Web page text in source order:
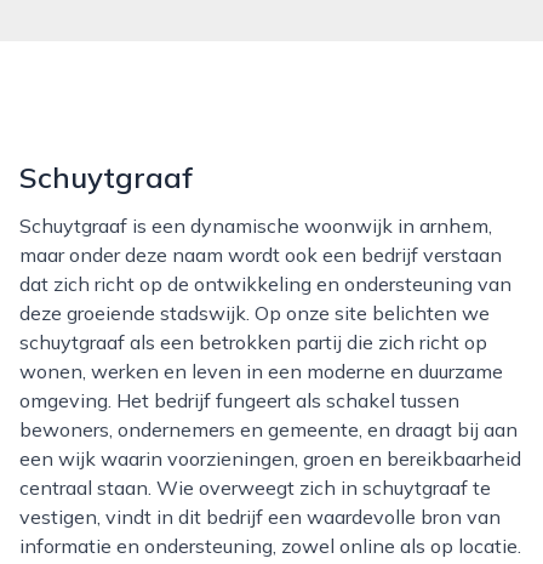
Schuytgraaf
Schuytgraaf is een dynamische woonwijk in arnhem,
maar onder deze naam wordt ook een bedrijf verstaan
dat zich richt op de ontwikkeling en ondersteuning van
deze groeiende stadswijk. Op onze site belichten we
schuytgraaf als een betrokken partij die zich richt op
wonen, werken en leven in een moderne en duurzame
omgeving. Het bedrijf fungeert als schakel tussen
bewoners, ondernemers en gemeente, en draagt bij aan
een wijk waarin voorzieningen, groen en bereikbaarheid
centraal staan. Wie overweegt zich in schuytgraaf te
vestigen, vindt in dit bedrijf een waardevolle bron van
informatie en ondersteuning, zowel online als op locatie.